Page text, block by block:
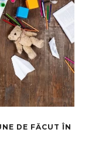
DE FĂCUT ÎN